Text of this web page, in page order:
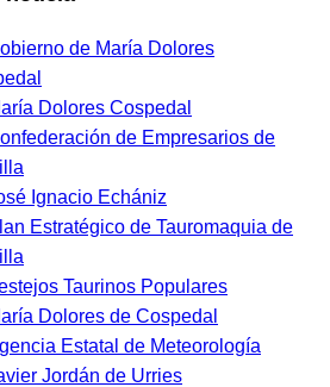
de María Dolores
Dolores Cospedal
de Empresarios de
Ignacio Echániz
Estratégico de Tauromaquia de
Taurinos Populares
Dolores de Cospedal
Estatal de Meteorología
Jordán de Urries